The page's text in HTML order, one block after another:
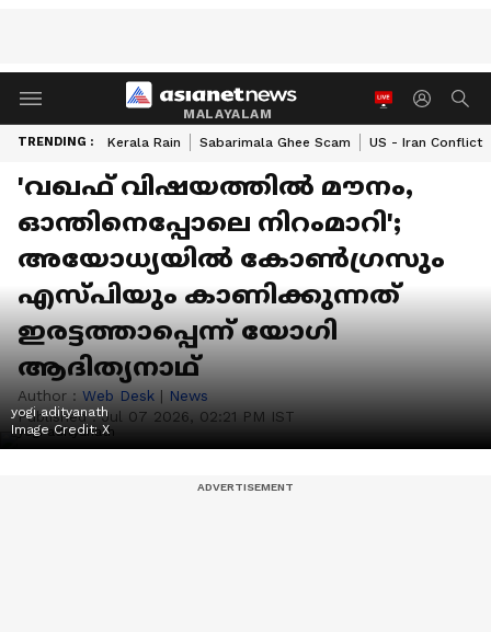
MALAYALAM
TRENDING : Kerala Rain Sabarimala Ghee Scam US - Iran Conflict
'വഖഫ് വിഷയത്തിൽ മൗനം,
ഓന്തിനെപ്പോലെ നിറംമാറി';
അയോധ്യയിൽ കോൺ​ഗ്രസും
എസ്പിയും കാണിക്കുന്നത്
ഇരട്ടത്താപ്പെന്ന് യോ​ഗി
ആദിത്യനാഥ്
Author : Web Desk | News
Published :Jul 07 2026, 02:21 PM IST
yogi adityanath
Image Credit:X